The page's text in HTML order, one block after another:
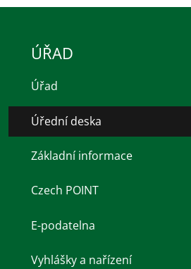
ÚŘAD
Úřad
Úřední deska
Základní informace
Czech POINT
E-podatelna
Vyhlášky a nařízení